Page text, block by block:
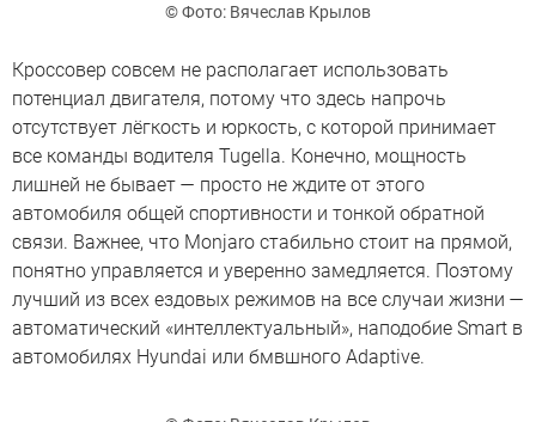
© Фото: Вячеслав Крылов
Кроссовер совсем не располагает использовать
потенциал двигателя, потому что здесь напрочь
отсутствует лёгкость и юркость, с которой принимает
все команды водителя Tugella. Конечно, мощность
лишней не бывает — просто не ждите от этого
автомобиля общей спортивности и тонкой обратной
связи. Важнее, что Monjaro стабильно стоит на прямой,
понятно управляется и уверенно замедляется. Поэтому
лучший из всех ездовых режимов на все случаи жизни —
автоматический «интеллектуальный», наподобие Smart в
автомобилях Hyundai или бмвшного Adaptive.